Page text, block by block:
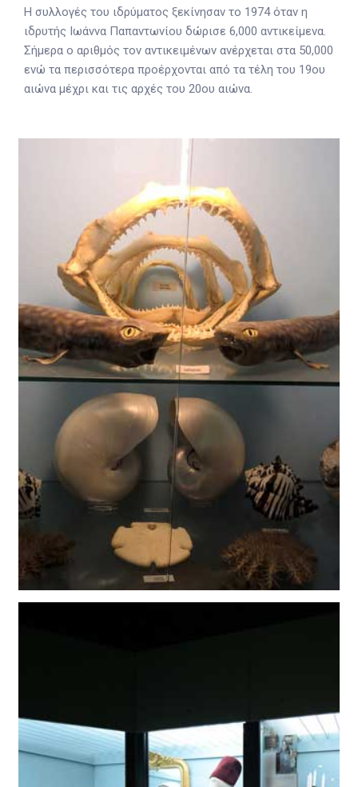
Η συλλογές του ιδρύματος ξεκίνησαν το 1974 όταν η
ιδρυτής Ιωάννα Παπαντωνίου δώρισε 6,000 αντικείμενα.
Σήμερα ο αριθμός τον αντικειμένων ανέρχεται στα 50,000
ενώ τα περισσότερα προέρχονται από τα τέλη του 19ου
αιώνα μέχρι και τις αρχές του 20ου αιώνα.